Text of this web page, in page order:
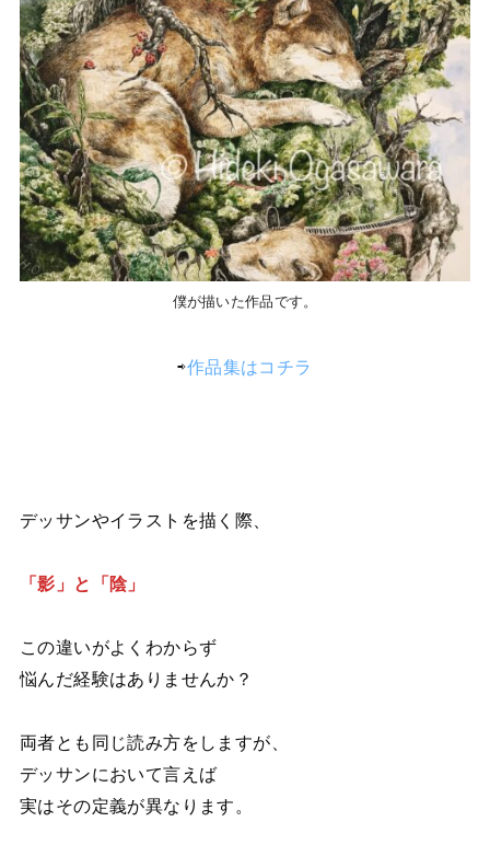
僕が描いた作品です。
⇨作品集はコチラ
デッサンやイラストを描く際、
「影」と「陰」
この違いがよくわからず
悩んだ経験はありませんか？
両者とも同じ読み方をしますが、
デッサンにおいて言えば
実はその定義が異なります。